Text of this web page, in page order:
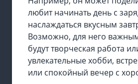
любит начинать день с
наслаждаться вкусным
Возможно, для него
будут творческая работа
увлекательные хобби,
или спокойный вечер с